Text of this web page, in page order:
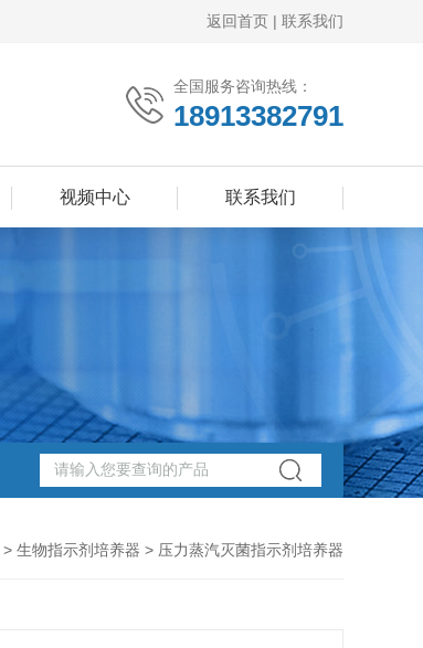
返回首页 | 联系我们
全国服务咨询热线：
18913382791
视频中心 联系我们
> 生物指示剂培养器 > 压力蒸汽灭菌指示剂培养器